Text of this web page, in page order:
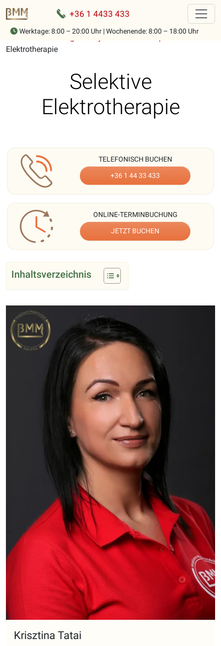
+36 1 4433 433
Werktage: 8:00 – 20:00 Uhr | Wochenende: 8:00 – 18:00 Uhr
Home Behandlungen Physikalische Therapie
Selektive
Elektrotherapie
Selektive
Elektrotherapie
TELEFONISCH BUCHEN
+36 1 44 33 433
ONLINE-TERMINBUCHUNG
JETZT BUCHEN
Inhaltsverzeichnis
Krisztina Tatai